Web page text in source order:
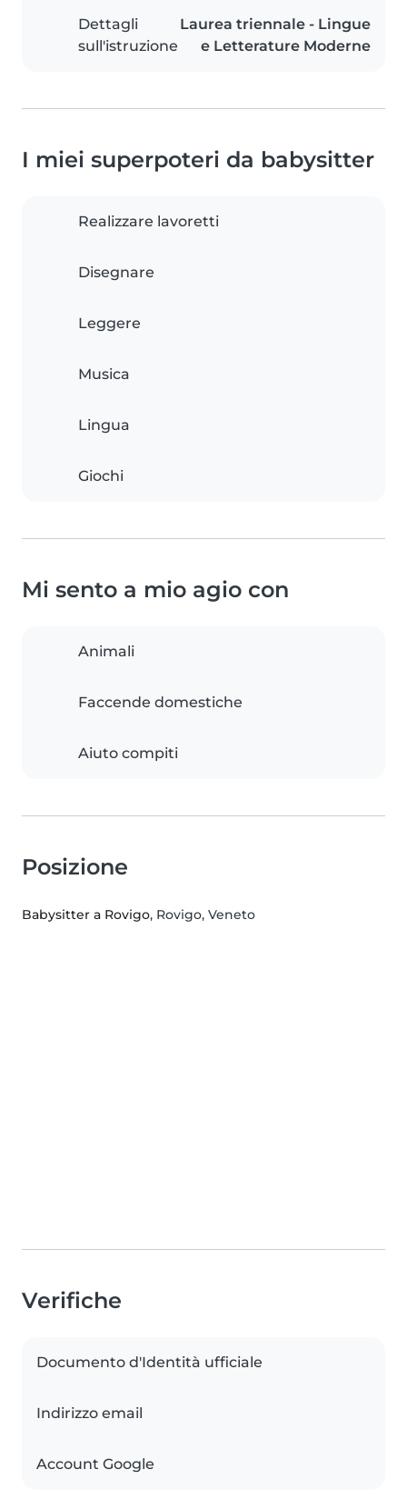
Dettagli
sull'istruzione
Laurea triennale - Lingue
e Letterature Moderne
I miei superpoteri da babysitter
Realizzare lavoretti
Disegnare
Leggere
Musica
Lingua
Giochi
Mi sento a mio agio con
Animali
Faccende domestiche
Aiuto compiti
Posizione
Babysitter a Rovigo, Rovigo, Veneto
Verifiche
Documento d'Identità ufficiale
Indirizzo email
Account Google